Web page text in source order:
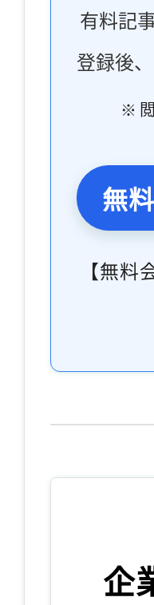
有料記
登録後
※
無
【無
企